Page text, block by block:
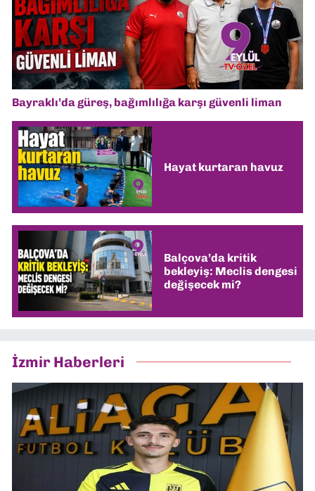
Bayraklı’da güreş, bağımlılığa karşı güvenli liman
Hayat kurtaran havuz
Balçova’da kritik
bekleyiş: Meclis dengesi
değişecek mi?
İzmir Haberleri